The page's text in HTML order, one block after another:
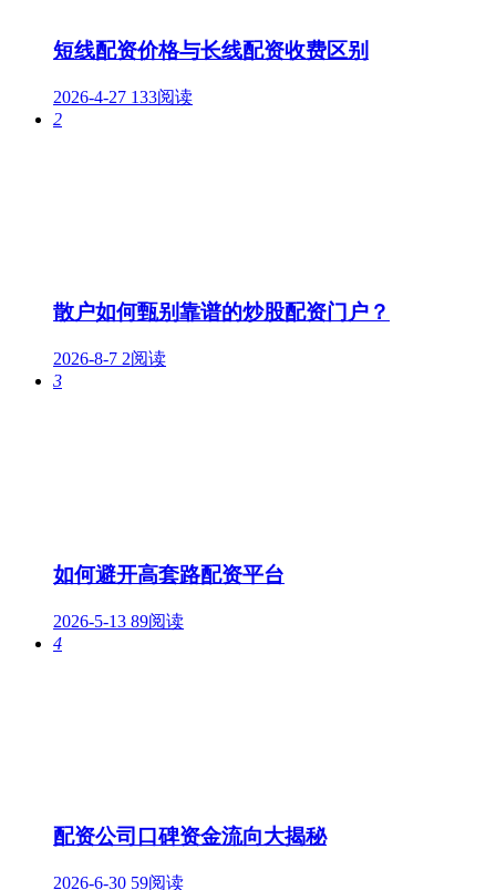
短线配资价格与长线配资收费区别
2026-4-27 133阅读
2
散户如何甄别靠谱的炒股配资门户？
2026-8-7 2阅读
3
如何避开高套路配资平台
2026-5-13 89阅读
4
配资公司口碑资金流向大揭秘
2026-6-30 59阅读